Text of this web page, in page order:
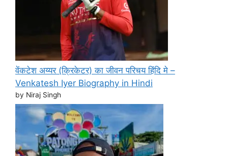
वेंकटेश अय्यर (क्रिकेटर) का जीवन परिचय हिंदि मे –
Venkatesh Iyer Biography in Hindi
by Niraj Singh